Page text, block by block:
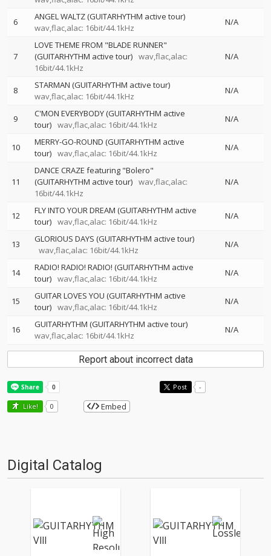
6
ANGEL WALTZ (GUITARHYTHM active tour)
wav,flac,alac: 16bit/44.1kHz
N/A
7
LOVE THEME FROM "BLADE RUNNER"
(GUITARHYTHM active tour) wav,flac,alac:
16bit/44.1kHz
N/A
8
STARMAN (GUITARHYTHM active tour)
wav,flac,alac: 16bit/44.1kHz
N/A
9
C'MON EVERYBODY (GUITARHYTHM active
tour) wav,flac,alac: 16bit/44.1kHz
N/A
10
MERRY-GO-ROUND (GUITARHYTHM active
tour) wav,flac,alac: 16bit/44.1kHz
N/A
11
DANCE CRAZE featuring "Bolero"
(GUITARHYTHM active tour) wav,flac,alac:
16bit/44.1kHz
N/A
12
FLY INTO YOUR DREAM (GUITARHYTHM active
tour) wav,flac,alac: 16bit/44.1kHz
N/A
13
GLORIOUS DAYS (GUITARHYTHM active tour)
wav,flac,alac: 16bit/44.1kHz
N/A
14
RADIO! RADIO! RADIO! (GUITARHYTHM active
tour) wav,flac,alac: 16bit/44.1kHz
N/A
15
GUITAR LOVES YOU (GUITARHYTHM active
tour) wav,flac,alac: 16bit/44.1kHz
N/A
16
GUITARHYTHM (GUITARHYTHM active tour)
wav,flac,alac: 16bit/44.1kHz
N/A
Report about incorrect data
Post -
Like! 0 Embed
Digital Catalog